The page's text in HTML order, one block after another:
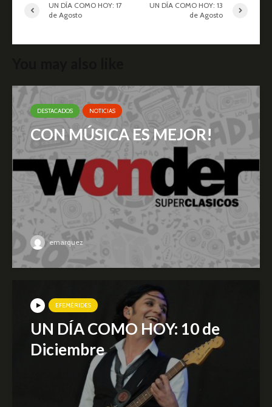
UN DÍA COMO HOY: 17
de Agosto
UN DÍA COMO HOY: 13
de Agosto
DESTACADOS NOTICIAS
CON MÚSICA ES MEJOR!
emarquez
EFEMÉRIDES
UN DÍA COMO HOY: 10 de
Diciembre